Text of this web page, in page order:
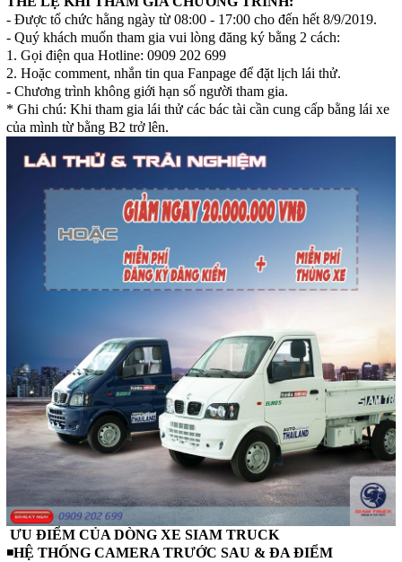
- Được tổ chức hằng ngày từ 08:00 - 17:00 cho đến hết 8/9/2019.
- Quý khách muốn tham gia vui lòng đăng ký bằng 2 cách:
1. Gọi điện qua Hotline: 0909 202 699
2. Hoặc comment, nhắn tin qua Fanpage để đặt lịch lái thử.
- Chương trình không giới hạn số người tham gia.
* Ghi chú: Khi tham gia lái thử các bác tài cần cung cấp bằng lái xe
của mình từ bằng B2 trở lên.
ƯU ĐIỂM CỦA DÒNG XE SIAM TRUCK
◾HỆ THỐNG CAMERA TRƯỚC SAU & ĐA ĐIỂM